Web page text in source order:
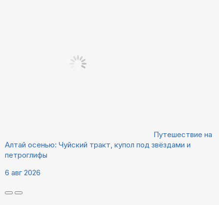
Путешествие на
Алтай осенью: Чуйский тракт, купол под звёздами и
петроглифы
6 авг 2026